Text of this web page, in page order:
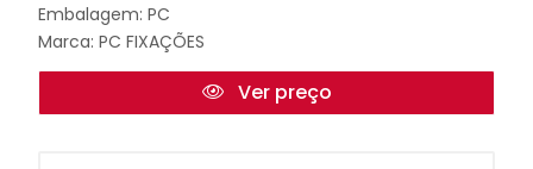
Embalagem: PC
Marca: PC FIXAÇÕES
Ver preço